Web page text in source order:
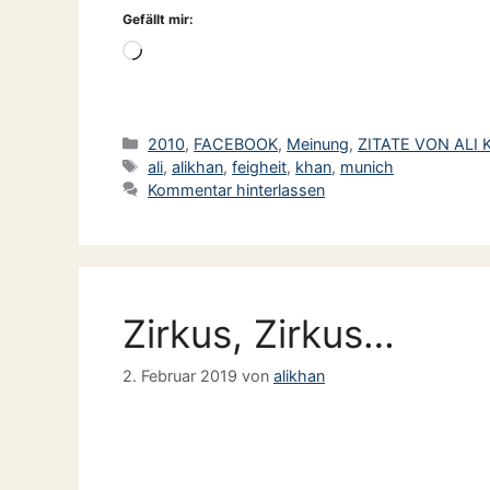
Gefällt mir:
Wird
Kategorien
2010, FACEBOOK, Meinung, ZITATE VON ALI
Schlagwörter
ali,alikhan,feigheit, khan, munich
Kommentar hinterlassen
Zirkus, Zirkus…
2. Februar 2019 von alikhan